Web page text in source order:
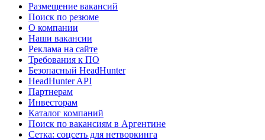
Размещение вакансий
Поиск по резюме
О компании
Наши вакансии
Реклама на сайте
Требования к ПО
Безопасный HeadHunter
HeadHunter API
Партнерам
Инвесторам
Каталог компаний
Поиск по вакансиям в Аргентине
Сетка: соцсеть для нетворкинга